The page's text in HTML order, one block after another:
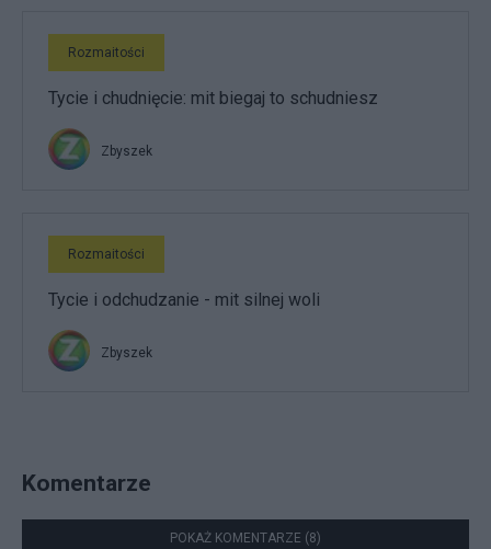
Rozmaitości
Tycie i chudnięcie: mit biegaj to schudniesz
Zbyszek
Rozmaitości
Tycie i odchudzanie - mit silnej woli
Zbyszek
Komentarze
POKAŻ KOMENTARZE (8)